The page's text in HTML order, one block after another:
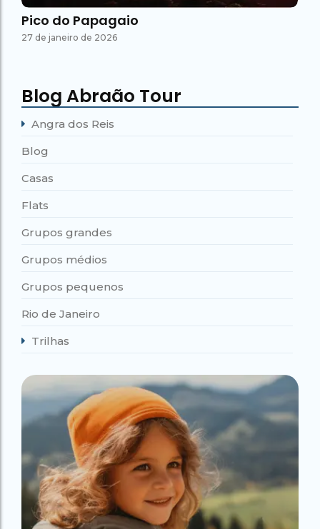
Pico do Papagaio
27 de janeiro de 2026
Blog Abraão Tour
Angra dos Reis
Blog
Casas
Flats
Grupos grandes
Grupos médios
Grupos pequenos
Rio de Janeiro
Trilhas